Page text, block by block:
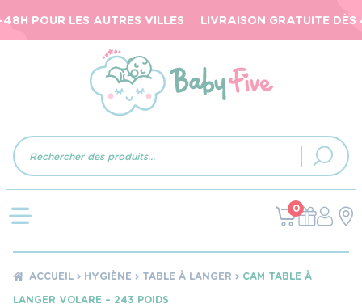
POUR LES AUTRES VILLES LIVRAISON GRATUITE DÈS
Recherche
de
produits
0
ACCUEIL HYGIÈNE TABLE À LANGER
CAM TABLE À
LANGER VOLARE – 243 POIDS